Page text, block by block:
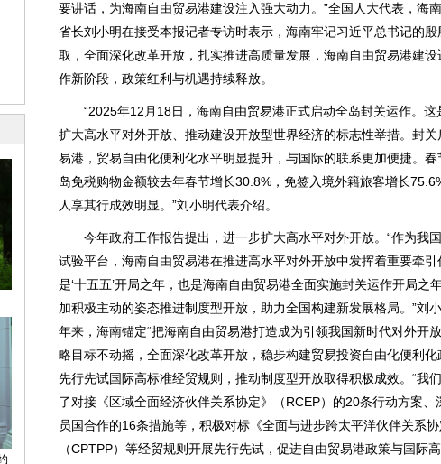
要讲话，为海南自由贸易港建设注入强大动力。”全国人大代表，海南
省长刘小明在接受本报记者专访时表示，海南牢记习近平总书记的
取，全面深化改革开放，扎实推进高质量发展，海南自由贸易港建设
作新阶段，政策红利与机遇持续释放。
“2025年12月18日，海南自由贸易港正式启动全岛封关运作。这
扩大高水平对外开放、推动建设开放型世界经济的标志性举措。封
易港，贸易自由化便利化水平明显提升，与国际的联系更加便捷。
岛免税购物金额较去年春节增长30.8%，免签入境外籍旅客增长
人享其行成效明显。”刘小明代表介绍。
今年政府工作报告提出，进一步扩大高水平对外开放。“作为我
试验平台，海南自由贸易港在推进高水平对外开放中发挥着重要牵
是‘十五五’开局之年，也是海南自由贸易港全面实施封关运作开局之
加积极主动的姿态推进制度型开放，助力全国构建新发展格局。”刘
年来，海南锚定“把海南自由贸易港打造成为引领我国新时代对外开
略目标不动摇，全面深化改革开放，稳步构建贸易投资自由化便利化
先行先试国际高标准经贸规则，推动制度型开放取得积极成效。“我
了对接《区域全面经济伙伴关系协定》（RCEP）的20条行动方案、
员国合作的16条措施等，积极对标《全面与进步跨太平洋伙伴关系协
（CPTPP）等经贸规则开展先行先试，促进自由贸易港政策与国际